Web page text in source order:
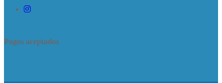
Pagos aceptados